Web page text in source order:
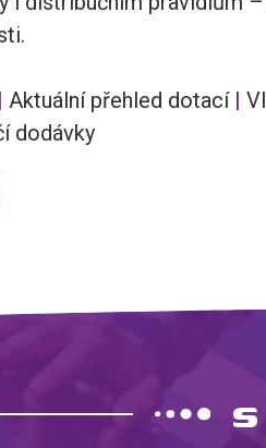
|Aktuální přehled dotací |
dodávky